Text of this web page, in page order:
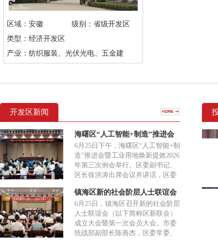
区域：安徽
级别：省级开发区
类型：经济开发区
产业：纺织服装、光伏光电、五金建
材、电子电气
开发区新闻
海曙区“人工智能+制造”推进会
暨工业用地焕新提效2026年第三
次例会举行
6月25日下午，海曙区“人工智能+制
造”推进会暨工业用地焕新提效2026
年第三次例会举行。区委副书记、
区长徐洪涛出席会议并讲话，区委
区长李高主持。
镇海区新的社会阶层人士联谊会
成立大会召开
6月25日，镇海区召开新的社会阶层
人士联谊会（以下简称区新联会）
成立大会暨第一次会员大会。市委
统战部副部长陈善杰，区委常委、